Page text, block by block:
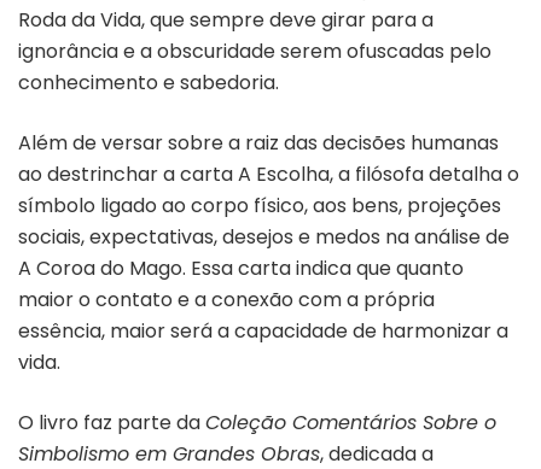
Roda da Vida, que sempre deve girar para a
ignorância e a obscuridade serem ofuscadas pelo
conhecimento e sabedoria.
Além de versar sobre a raiz das decisões humanas
ao destrinchar a carta A Escolha, a filósofa detalha o
símbolo ligado ao corpo físico, aos bens, projeções
sociais, expectativas, desejos e medos na análise de
A Coroa do Mago. Essa carta indica que quanto
maior o contato e a conexão com a própria
essência, maior será a capacidade de harmonizar a
vida.
O livro faz parte daColeção Comentários Sobre o
Simbolismo em Grandes Obras, dedicada a